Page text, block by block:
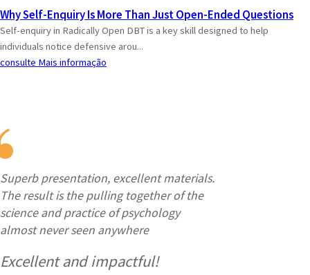
Why Self-Enquiry Is More Than Just Open-Ended Questions
Self-enquiry in Radically Open DBT is a key skill designed to help
individuals notice defensive arou...
consulte Mais informação
Superb presentation, excellent materials.
The result is the pulling together of the
science and practice of psychology
almost never seen anywhere
Excellent and impactful!